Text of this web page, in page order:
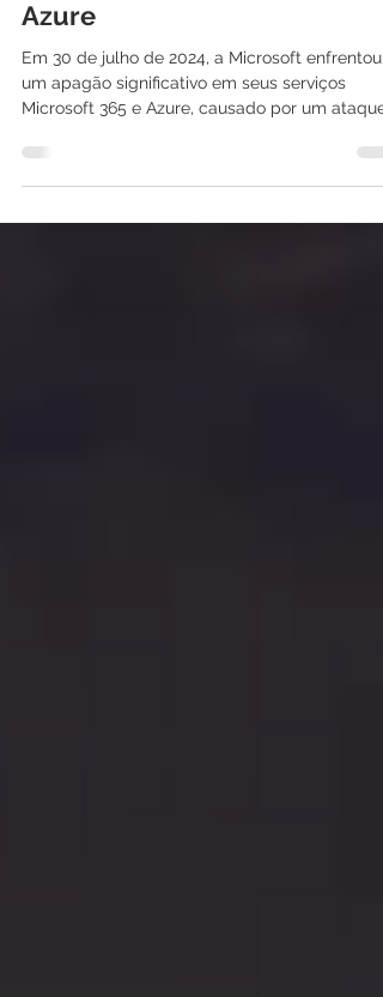
nos Serviços Microsoft 365 e
Azure
Em 30 de julho de 2024, a Microsoft enfrentou
Microsoft 365 e Azure, causado por um ataque